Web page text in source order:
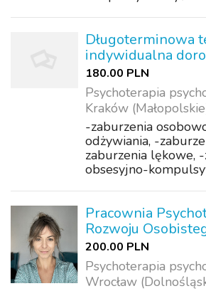
znajdę wszystkie
Długoterminowa
indywidualna
180.00 PLN
Psychoterapia
Kraków
-zaburzenia
odżywiania, -
zaburzenia lękowe,
obsesyjno-
satysfakcji w życiu
wypalenie zawodo...
Pracownia
Rozwoju
200.00 PLN
Psychoterapia
Wrocław